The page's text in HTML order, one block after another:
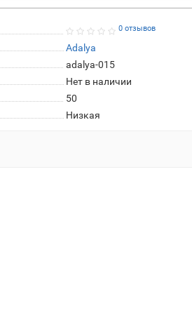
0 отзывов
Adalya
adalya-015
Нет в наличии
50
Низкая